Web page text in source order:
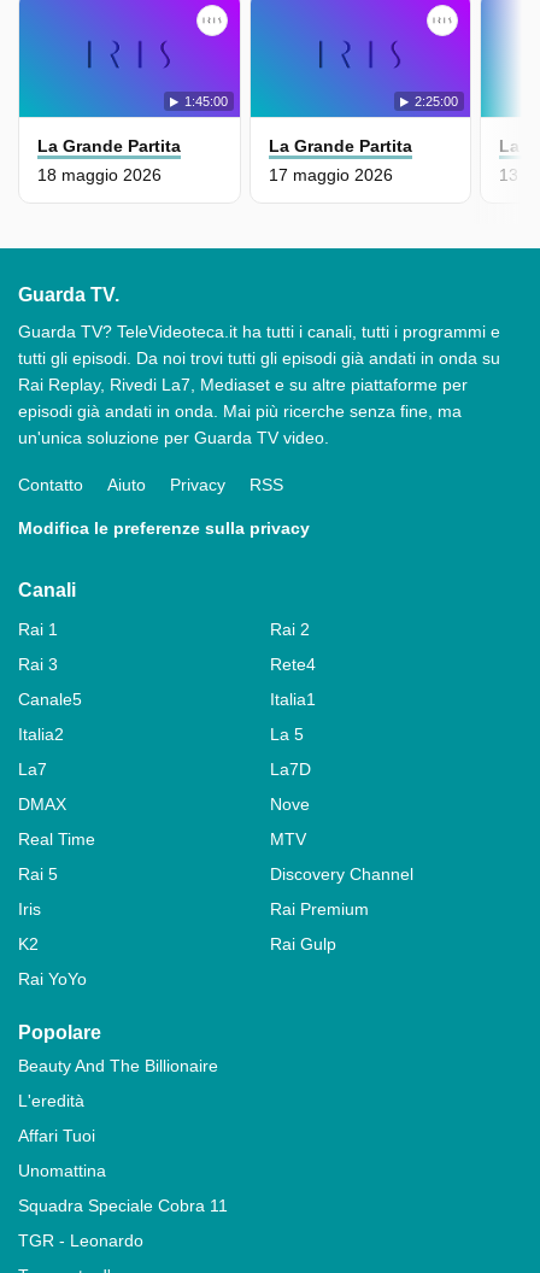
1:45:00
La Grande Partita
18 maggio 2026
2:25:00
La Grande Partita
17 maggio 2026
La
13
Guarda TV.
Guarda TV? TeleVideoteca.it ha tutti i canali, tutti i programmi e
tutti gli episodi. Da noi trovi tutti gli episodi già andati in onda su
Rai Replay, Rivedi La7, Mediaset e su altre piattaforme per
episodi già andati in onda. Mai più ricerche senza fine, ma
un'unica soluzione per Guarda TV video.
Contatto Aiuto Privacy RSS
Modifica le preferenze sulla privacy
Canali
Rai 1
Rai 2
Rai 3
Rete4
Canale5
Italia1
Italia2
La 5
La7
La7D
DMAX
Nove
Real Time
MTV
Rai 5
Discovery Channel
Iris
Rai Premium
K2
Rai Gulp
Rai YoYo
Popolare
Beauty And The Billionaire
L'eredità
Affari Tuoi
Unomattina
Squadra Speciale Cobra 11
TGR - Leonardo